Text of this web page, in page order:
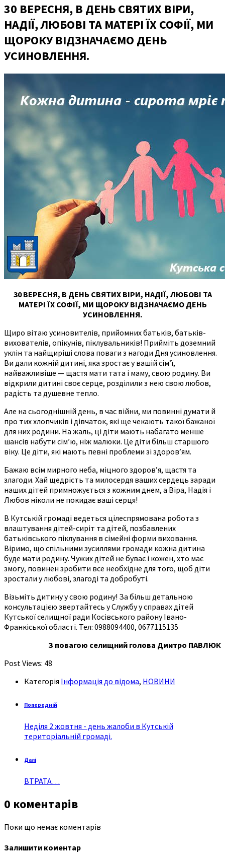
30 ВЕРЕСНЯ, В ДЕНЬ СВЯТИХ ВІРИ,
НАДІЇ, ЛЮБОВІ ТА МАТЕРІ ЇХ СОФІЇ, МИ
ЩОРОКУ ВІДЗНАЧАЄМО ДЕНЬ
УСИНОВЛЕННЯ.
30 ВЕРЕСНЯ, В ДЕНЬ СВЯТИХ ВІРИ, НАДІЇ, ЛЮБОВІ ТА
МАТЕРІ ЇХ СОФІЇ, МИ ЩОРОКУ ВІДЗНАЧАЄМО ДЕНЬ
УСИНОВЛЕННЯ.
Щиро вітаю усиновителів, прийомних батьків, батьків-
вихователів, опікунів, піклувальників! Прийміть доземний
уклін та найщиріші слова поваги з нагоди Дня усиновлення.
Ви дали кожній дитині, яка зростає у вашій сім’ї,
найважливіше — щастя мати тата і маму, свою родину. Ви
відкрили дитині своє серце, розділили з нею свою любов,
радість та душевне тепло.
Але на сьогоднішній день, в час війни, ми повинні думати й
про тих хлопчиків і дівчаток, які ще чекають такої бажаної
для них родини. На жаль, ці діти мають набагато менше
шансів набути сім’ю, ніж малюки. Це діти більш старшого
віку. Це діти, які мають певні проблеми зі здоров’ям.
Бажаю всім мирного неба, міцного здоров’я, щастя та
злагоди. Хай щедрість та милосердя ваших сердець заради
наших дітей примножується з кожним днем, а Віра, Надія і
Любов ніколи не покидає ваші серця!
В Кутській громаді ведеться цілеспрямована робота з
влаштування дітей-сиріт та дітей, позбавлених
батьківського піклування в сімейні форми виховання.
Віримо, що спільними зусиллями громади кожна дитина
буде мати родину. Чужих дітей не буває і кожен, хто має
змогу, повинен зробити все необхідне для того, щоб діти
зростали у любові, злагоді та добробуті.
Візьміть дитину у свою родину! За більш детальною
консультацією звертайтесь у Службу у справах дітей
Кутської селищної ради Косівського району Івано-
Франкіської області. Тел: 0988094400, 0677115135
З повагою селищний голова Дмитро ПАВЛЮК
Post Views: 48
Категорія Інформація до відома, НОВИНИ
Попередній
Неділя 2 жовтня - день жалоби в Кутській
територіальній громаді.
Далі
ВТРАТА…
0 коментарів
Поки що немає коментарів
Залишити коментар